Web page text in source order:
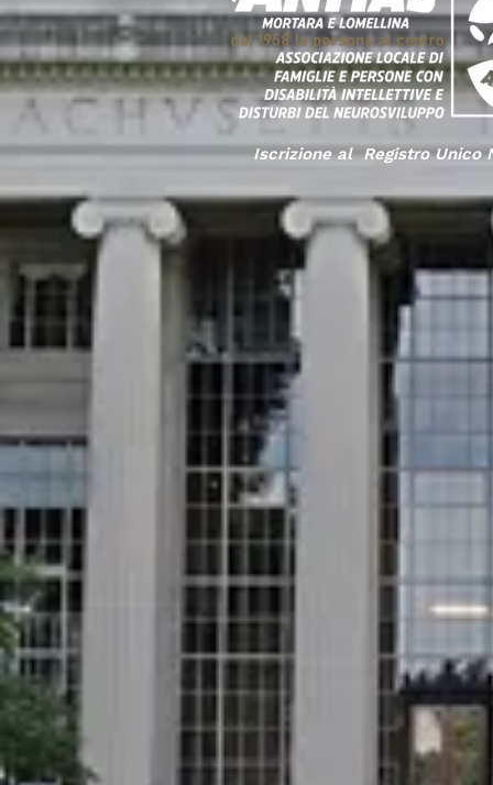
Iscrizione al Registro Unico